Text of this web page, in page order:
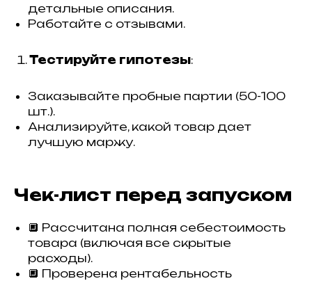
детальные описания.
Работайте с отзывами.
Тестируйте гипотезы:
Заказывайте пробные партии (50-100
шт.).
Анализируйте, какой товар дает
лучшую маржу.
Чек-лист перед запуском
🔲 Рассчитана полная себестоимость
товара (включая все скрытые
расходы).
🔲 Проверена рентабельность